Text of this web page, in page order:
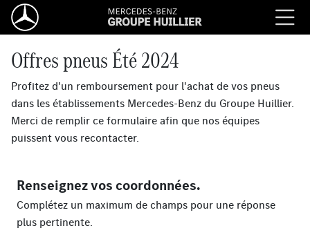
Offres pneus Été 2024
Profitez d'un remboursement pour l'achat de vos pneus
dans les établissements Mercedes-Benz du Groupe Huillier.
Merci de remplir ce formulaire afin que nos équipes
puissent vous recontacter.
Renseignez vos coordonnées.
Complétez un maximum de champs pour une réponse
plus pertinente.